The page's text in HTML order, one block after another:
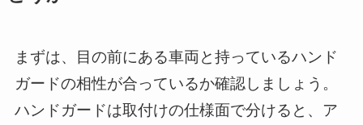
まずは、目の前にある車両と持っているハンド
ガードの相性が合っているか確認しましょう。
ハンドガードは取付けの仕様面で分けると、ア